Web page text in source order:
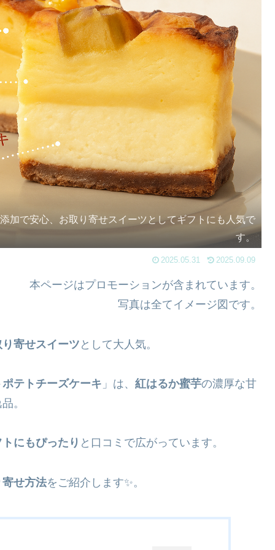
加で安心、お取り寄せスイーツとしてギフトにも人気で
す。
2025.05.31 2025.09.09
本ページはプロモーションが含まれています。
写真は全てイメージ図です。
寄せスイーツ として大人気。
テトチーズケーキ 」は、 紅はるか蜜芋の濃厚な甘
。
にもぴったり と口コミで広がっています。
せ方法をご紹介します✨。